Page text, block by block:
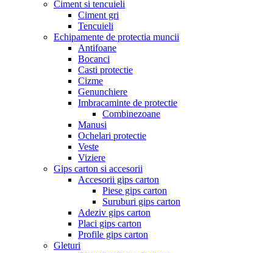
Ciment si tencuieli
Ciment gri
Tencuieli
Echipamente de protectia muncii
Antifoane
Bocanci
Casti protectie
Cizme
Genunchiere
Imbracaminte de protectie
Combinezoane
Manusi
Ochelari protectie
Veste
Viziere
Gips carton si accesorii
Accesorii gips carton
Piese gips carton
Suruburi gips carton
Adeziv gips carton
Placi gips carton
Profile gips carton
Gleturi